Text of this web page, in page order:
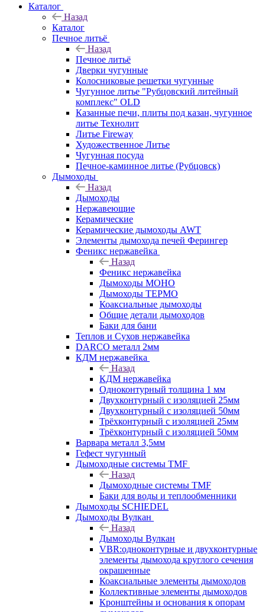
Каталог
Назад
Каталог
Печное литьё
Назад
Печное литьё
Дверки чугунные
Колосниковые решетки чугунные
Чугунное литье "Рубцовский литейный
комплекс" OLD
Казанные печи, плиты под казан, чугунное
литье Технолит
Литье Fireway
Художественное Литье
Чугунная посуда
Печное-каминное литье (Рубцовск)
Дымоходы
Назад
Дымоходы
Нержавеющие
Керамические
Керамические дымоходы AWT
Элементы дымохода печей Ферингер
Феникс нержавейка
Назад
Феникс нержавейка
Дымоходы МОНО
Дымоходы ТЕРМО
Коаксиальные дымоходы
Общие детали дымоходов
Баки для бани
Теплов и Сухов нержавейка
DARCO металл 2мм
КДМ нержавейка
Назад
КДМ нержавейка
Одноконтурный толщина 1 мм
Двухконтурный с изоляцией 25мм
Двухконтурный с изоляцией 50мм
Трёхконтурный с изоляцией 25мм
Трёхконтурный с изоляцией 50мм
Варвара металл 3,5мм
Гефест чугунный
Дымоходные системы TMF
Назад
Дымоходные системы TMF
Баки для воды и теплообменники
Дымоходы SCHIEDEL
Дымоходы Вулкан
Назад
Дымоходы Вулкан
VBR:одноконтурные и двухконтурные
элементы дымохода круглого сечения
окрашенные
Коаксиальные элементы дымоходов
Коллективные элементы дымоходов
Кронштейны и основания к опорам